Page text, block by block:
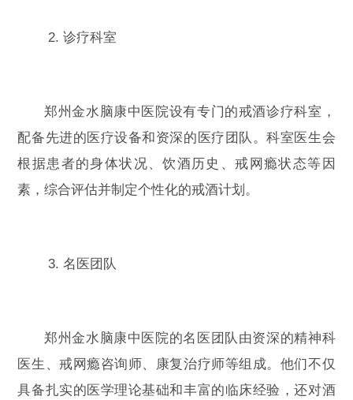
2. 诊疗科室
郑州金水脑康中医院设有专门的戒酒诊疗科室，
配备先进的医疗设备和资深的医疗团队。科室医生会
根据患者的身体状况、饮酒历史、戒网瘾状态等因
素，综合评估并制定个性化的戒酒计划。
3. 名医团队
郑州金水脑康中医院的名医团队由资深的精神科
医生、戒网瘾咨询师、康复治疗师等组成。他们不仅
具备扎实的医学理论基础和丰富的临床经验，还对酒